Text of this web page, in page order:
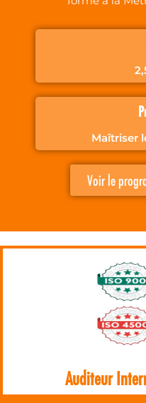
Maîtriser
Voir le
Auditeur